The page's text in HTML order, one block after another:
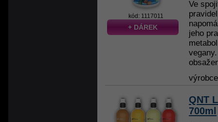
kód: 1117011
+ DÁREK
Ve
jeho
QNT
700ml